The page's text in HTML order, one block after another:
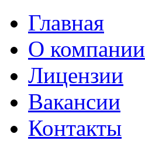
Главная
О компании
Лицензии
Вакансии
Контакты